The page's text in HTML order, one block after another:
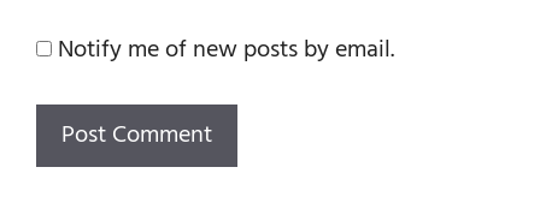
Notify me of new posts by email.